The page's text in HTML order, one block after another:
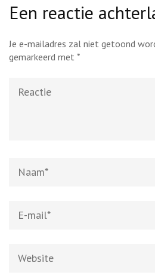
Een reactie
Je e-mailadres zal niet getoond
gemarkeerd met *
mail*